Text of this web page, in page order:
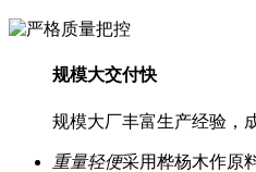
规模大交付快
规模大厂丰富生产经验，
重量轻便采用桦杨木作原